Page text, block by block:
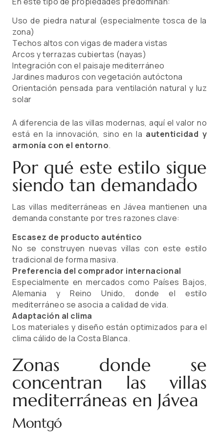
Uso de piedra natural (especialmente tosca de la
zona)
Techos altos con vigas de madera vistas
Arcos y terrazas cubiertas (nayas)
Integración con el paisaje mediterráneo
Jardines maduros con vegetación autóctona
Orientación pensada para ventilación natural y luz
solar
A diferencia de las villas modernas, aquí el valor no
está en la innovación, sino en la autenticidad y
armonía con el entorno.
Por qué este estilo sigue
siendo tan demandado
Las villas mediterráneas en Jávea mantienen una
demanda constante por tres razones clave:
Escasez de producto auténtico
No se construyen nuevas villas con este estilo
tradicional de forma masiva.
Preferencia del comprador internacional
Especialmente en mercados como Países Bajos,
Alemania y Reino Unido, donde el estilo
mediterráneo se asocia a calidad de vida.
Adaptación al clima
Los materiales y diseño están optimizados para el
clima cálido de la Costa Blanca.
Zonas donde se
concentran las villas
mediterráneas en Jávea
Montgó